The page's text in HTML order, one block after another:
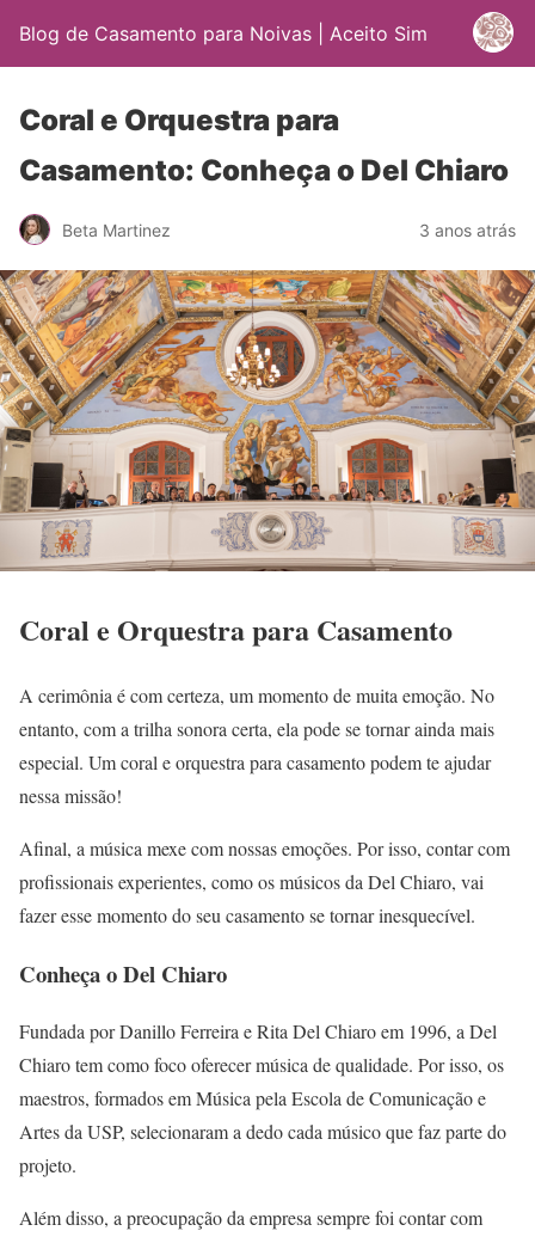
Blog de Casamento para Noivas | Aceito Sim
Coral e Orquestra para
Casamento: Conheça o Del Chiaro
Beta Martinez 3 anos atrás
Coral e Orquestra para Casamento
A cerimônia é com certeza, um momento de muita emoção. No
entanto, com a trilha sonora certa, ela pode se tornar ainda mais
especial. Um coral e orquestra para casamento podem te ajudar
nessa missão!
Afinal, a música mexe com nossas emoções. Por isso, contar com
profissionais experientes, como os músicos da Del Chiaro, vai
fazer esse momento do seu casamento se tornar inesquecível.
Conheça o Del Chiaro
Fundada por Danillo Ferreira e Rita Del Chiaro em 1996, a Del
Chiaro tem como foco oferecer música de qualidade. Por isso, os
maestros, formados em Música pela Escola de Comunicação e
Artes da USP, selecionaram a dedo cada músico que faz parte do
projeto.
Além disso, a preocupação da empresa sempre foi contar com